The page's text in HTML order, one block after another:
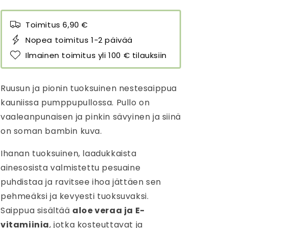
500
ml
määrää
500
määrää
Toimitus 6,90 €
Nopea toimitus 1-2 päivää
Ilmainen toimitus yli 100 € tilauksiin
Ruusun ja pionin tuoksuinen nestesaippua
kauniissa pumppupullossa. Pullo on
vaaleanpunaisen ja pinkin sävyinen ja siinä
on soman bambin kuva.
Ihanan tuoksuinen, laadukkaista
ainesosista valmistettu pesuaine
puhdistaa ja ravitsee ihoa jättäen sen
pehmeäksi ja kevyesti tuoksuvaksi.
Saippua sisältää aloe veraa ja E-
vitamiinia, jotka kosteuttavat ja